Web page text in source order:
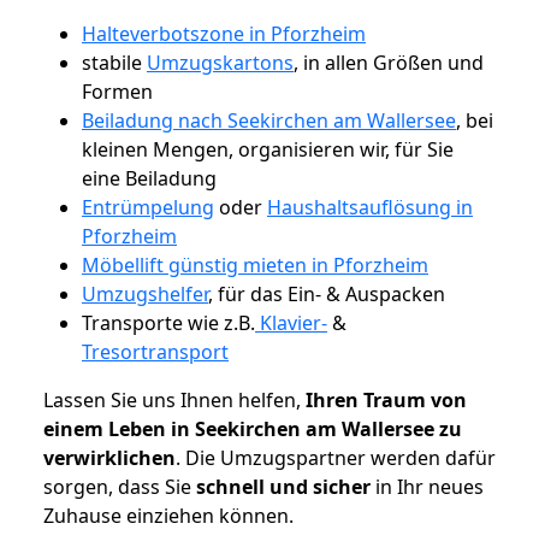
Halteverbotszone in Pforzheim
stabile Umzugskartons, in allen Größen und
Formen
Beiladung nach Seekirchen am Wallersee, bei
kleinen Mengen, organisieren wir, für Sie
eine Beiladung
Entrümpelung oder Haushaltsauflösung in
Pforzheim
Möbellift günstig mieten in Pforzheim
Umzugshelfer, für das Ein- & Auspacken
Transporte wie z.B. Klavier-&
Tresortransport
Lassen Sie uns Ihnen helfen, Ihren Traum von
einem Leben in Seekirchen am Wallersee zu
verwirklichen. Die Umzugspartner werden dafür
sorgen, dass Sieschnell und sicher in Ihr neues
Zuhause einziehen können.